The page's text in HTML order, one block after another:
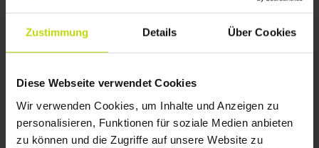
Zustimmung Details Über Cookies
Diese Webseite verwendet Cookies
Wir verwenden Cookies, um Inhalte und Anzeigen zu
personalisieren, Funktionen für soziale Medien anbieten
zu können und die Zugriffe auf unsere Website zu
Mehr anzeigen
FAQ